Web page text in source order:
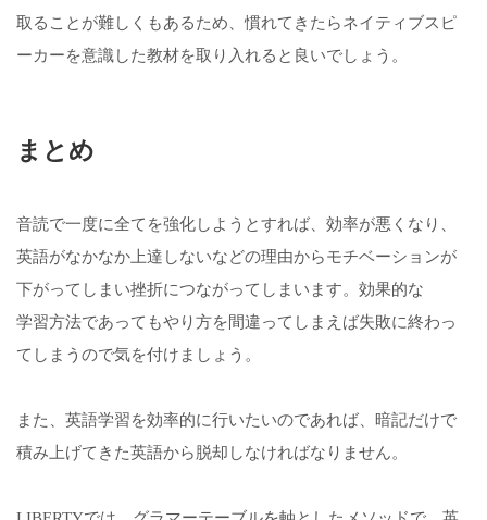
取ることが難しくもあるため、慣れてきたらネイティブスピ
ーカーを意識した教材を取り入れると良いでしょう。
まとめ
音読で一度に全てを強化しようとすれば、効率が悪くなり、
英語がなかなか上達しないなどの理由からモチベーションが
下がってしまい挫折につながってしまいます。効果的な
学習方法であってもやり方を間違ってしまえば失敗に終わっ
てしまうので気を付けましょう。
また、英語学習を効率的に行いたいのであれば、暗記だけで
積み上げてきた英語から脱却しなければなりません。